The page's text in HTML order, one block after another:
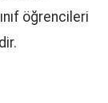
öğrencileri